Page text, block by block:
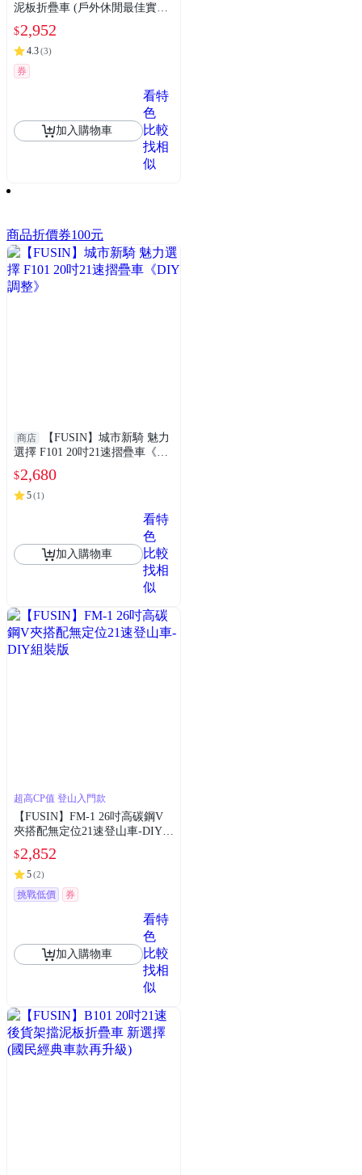
泥板折疊車 (戶外休閒最佳實用
選擇)
$2,952
4.3(3)
券
加入購物車
看特
色
比較
找相
似
商品折價券100元
商店
【FUSIN】城市新騎 魅力
選擇 F101 20吋21速摺疊車《DI
Y調整》
$2,680
5(1)
加入購物車
看特
色
比較
找相
似
超高CP值 登山入門款
【FUSIN】FM-1 26吋高碳鋼V
夾搭配無定位21速登山車-DIY組
裝版
$2,852
5(2)
挑戰低價 券
加入購物車
看特
色
比較
找相
似